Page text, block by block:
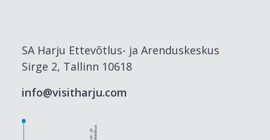
SA Harju Ettevõtlus- ja Arenduskeskus
Sirge 2, Tallinn 10618
info@visitharju.com